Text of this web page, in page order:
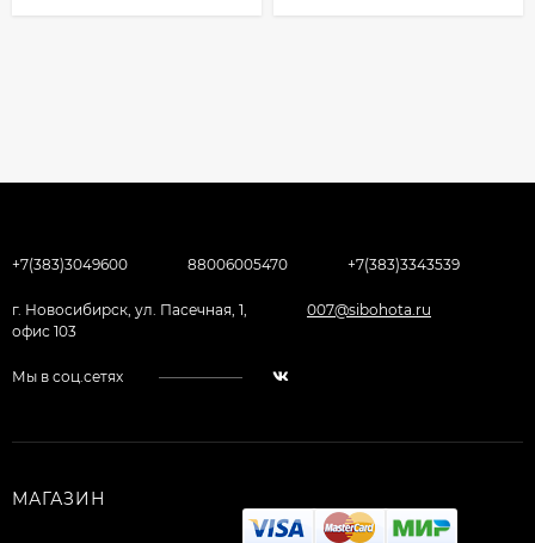
+7(383)3049600 88006005470 +7(383)3343539
г. Новосибирск, ул. Пасечная, 1,
офис 103
007@sibohota.ru
Мы в соц.сетях
МАГАЗИН